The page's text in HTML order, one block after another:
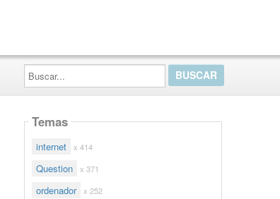
Buscar...
Temas
internet x 414
Question x 371
ordenador x 252